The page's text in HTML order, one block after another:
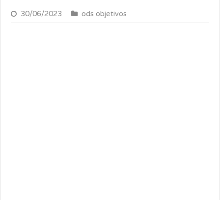
30/06/2023 ods objetivos